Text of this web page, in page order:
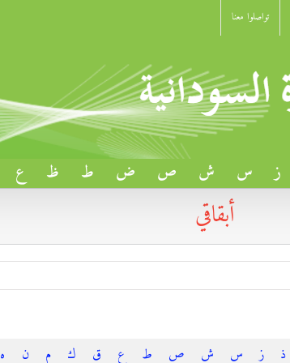
تواصلوا معنا
ز س ش ص ض ط ظ ع
أبقاقي
ذ ز س ش ص ط ع ق ك م ن ه